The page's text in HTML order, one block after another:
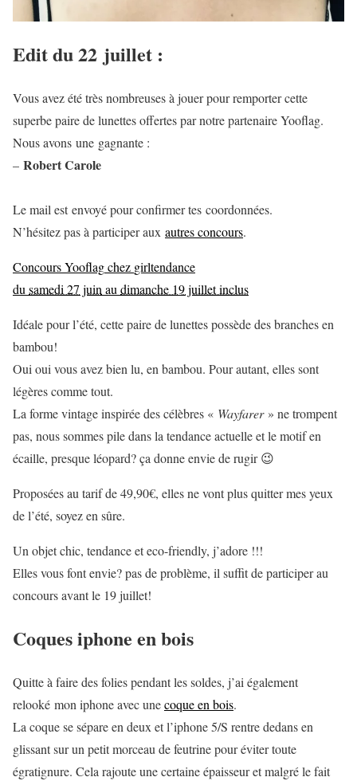
Edit du 22 juillet :
Vous avez été très nombreuses à jouer pour remporter cette
superbe paire de lunettes offertes par notre partenaire Yooflag.
Nous avons une gagnante :
– Robert Carole
Le mail est envoyé pour confirmer tes coordonnées.
N’hésitez pas à participer aux autres concours.
Concours Yooflagchez girltendance
du samedi 27 juin au dimanche 19 juillet inclus
Idéale pour l’été, cette paire de lunettes possède des branches en
bambou!
Oui oui vous avez bien lu, en bambou. Pour autant, elles sont
légères comme tout.
La forme vintage inspirée des célèbres « Wayfarer» ne trompent
pas, nous sommes pile dans la tendance actuelle et le motif en
écaille, presque léopard? ça donne envie de rugir 😉
Proposées au tarif de 49,90€, elles ne vont plus quitter mes yeux
de l’été, soyez en sûre.
Un objet chic, tendance et eco-friendly, j’adore !!!
Elles vous font envie? pas de problème, il suffit de participer au
concours avant le 19 juillet!
Coques iphone en bois
Quitte à faire des folies pendant les soldes, j’ai également
relooké mon iphone avec unecoque en bois.
La coque se sépare en deux et l’iphone 5/S rentre dedans en
glissant sur un petit morceau de feutrine pour éviter toute
égratignure. Cela rajoute une certaine épaisseur et malgré le fait